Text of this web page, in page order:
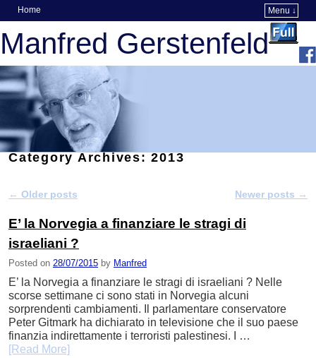
Home
Menu ↓
Manfred Gerstenfeld
Category Archives:2013
Post navigation
← Older posts Newer posts →
E’ la Norvegia a finanziare le stragi di
israeliani ?
Posted on 28/07/2015 by Manfred
E’ la Norvegia a finanziare le stragi di israeliani ? Nelle
scorse settimane ci sono stati in Norvegia alcuni
sorprendenti cambiamenti. Il parlamentare conservatore
Peter Gitmark ha dichiarato in televisione che il suo paese
finanzia indirettamente i terroristi palestinesi. I …
[Read More]